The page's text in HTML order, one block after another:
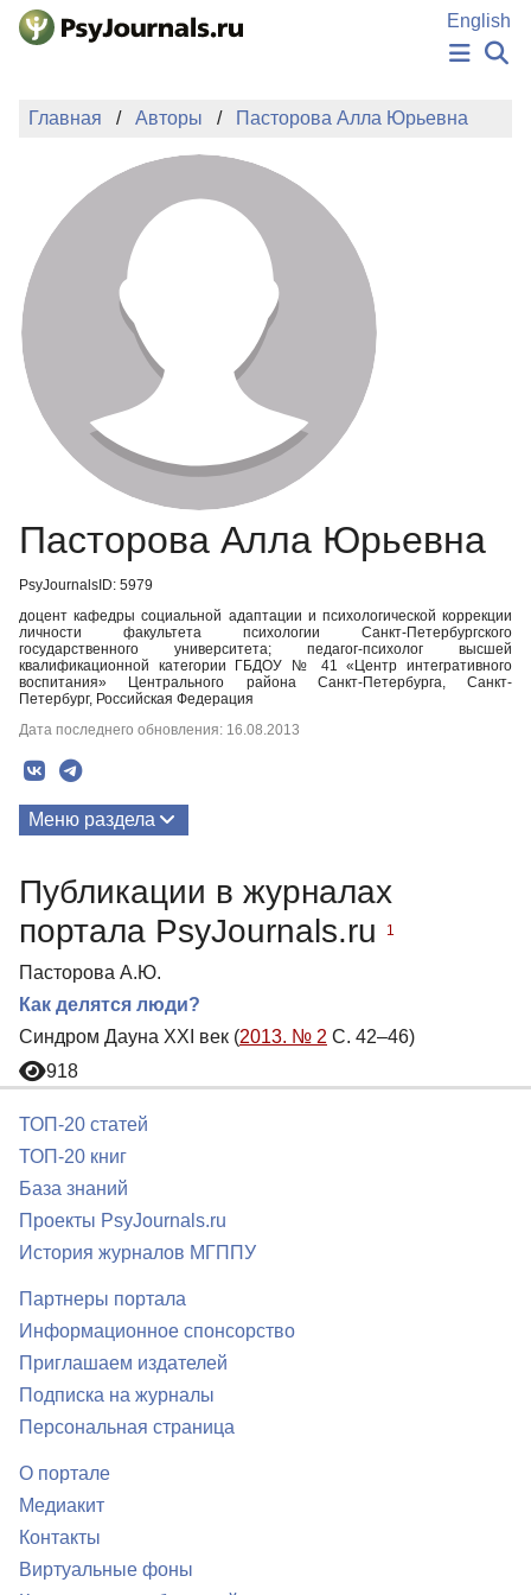
Перейти к основному содержанию
English
НОВОСТИ
АВТОРЫ
ПОДАТЬ РУКОПИСЬ
БАЗА ЗНАНИЙ
КЛЮЧЕВЫЕ СЛОВА
Регистрация
Главная Авторы Пасторова Алла Юрьевна
Пасторова Алла Юрьевна
PsyJournalsID: 5979
доцент кафедры социальной адаптации и психологической коррекции
личности факультета психологии Санкт-Петербургского
государственного университета; педагог-психолог высшей
квалификационной категории ГБДОУ № 41 «Центр интегративного
воспитания» Центрального района Санкт-Петербурга, Санкт-
Петербург, Российская Федерация
Дата последнего обновления: 16.08.2013
Меню раздела
Публикации в журналах
портала PsyJournals.ru
1
Пасторова А.Ю.
Как делятся люди?
Синдром Дауна XXI век (2013. № 2 С. 42–46)
918
ТОП-20 статей
ТОП-20 книг
База знаний
Проекты PsyJournals.ru
История журналов МГППУ
Партнеры портала
Информационное спонсорство
Приглашаем издателей
Подписка на журналы
Персональная страница
О портале
Медиакит
Контакты
Виртуальные фоны